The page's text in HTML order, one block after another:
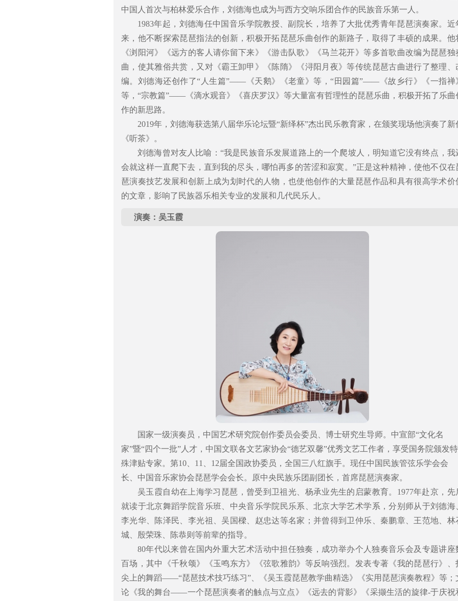
中国人首次与柏林爱乐合作，刘德海也成为与西方交响乐团合作的民族音乐第一人。
1983年起，刘德海任中国音乐学院教授、副院长，培养了大批优秀青年琵琶演奏家。近
来，他不断探索琵琶指法的创新，积极开拓琵琶乐曲创作的新路子，取得了丰硕的成果。他
《浏阳河》《远方的客人请你留下来》《游击队歌》《马兰花开》等多首歌曲改编为琵琶独
曲，使其雅俗共赏，又对《霸王卸甲》《陈隋》《浔阳月夜》等传统琵琶古曲进行了整理、
编。刘德海还创作了“人生篇”――《天鹅》《老童》等，“田园篇”――《故乡行》《一指禅
等，“宗教篇”――《滴水观音》《喜庆罗汉》等大量富有哲理性的琵琶乐曲，积极开拓了乐曲
作的新思路。
2019年，刘德海获选第八届华乐论坛暨“新绎杯”杰出民乐教育家，在颁奖现场他演奏了新
《听茶》。
刘德海曾对友人比喻：“我是民族音乐发展道路上的一个爬坡人，明知道它没有终点，我
会就这样一直爬下去，直到我的尽头，哪怕再多的苦涩和寂寞。”正是这种精神，使他不仅在
琶演奏技艺发展和创新上成为划时代的人物，也使他创作的大量琵琶作品和具有很高学术价
的文章，影响了民族器乐相关专业的发展和几代民乐人。
演奏：吴玉霞
国家一级演奏员，中国艺术研究院创作委员会委员、博士研究生导师。中宣部“文化名
家”暨“四个一批”人才，中国文联各文艺家协会“德艺双馨”优秀文艺工作者，享受国务院颁发特
殊津贴专家。第10、11、12届全国政协委员，全国三八红旗手。现任中国民族管弦乐学会会
长、中国音乐家协会琵琶学会会长。原中央民族乐团副团长，首席琵琶演奏家。
吴玉霞自幼在上海学习琵琶，曾受到卫祖光、杨承业先生的启蒙教育。1977年赴京，先
就读于北京舞蹈学院音乐班、中央音乐学院民乐系、北京大学艺术学系，分别师从于刘德海
李光华、陈泽民、李光祖、吴国樑、赵忠达等名家；并曾得到卫仲乐、秦鹏章、王范地、林
城、殷荣珠、陈恭则等前辈的指导。
80年代以来曾在国内外重大艺术活动中担任独奏，成功举办个人独奏音乐会及专题讲座
百场，其中《千秋颂》《玉鸣东方》《弦歌雅韵》等反响强烈。发表专著《我的琵琶行》、
尖上的舞蹈——“琵琶技术技巧练习”、《吴玉霞琵琶教学曲精选》《实用琵琶演奏教程》等；
论《我的舞台——一个琵琶演奏者的触点与立点》《远去的背影》《采撷生活的旋律-于庆祝